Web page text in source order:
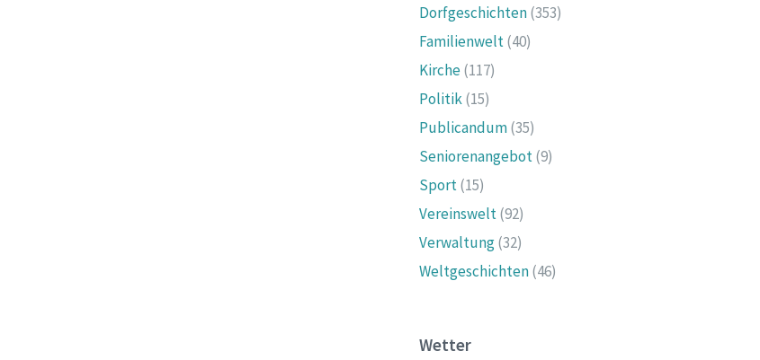
Dorfgeschichten(353)
Familienwelt(40)
Kirche(117)
Politik(15)
Publicandum(35)
Seniorenangebot(9)
Sport(15)
Vereinswelt(92)
Verwaltung(32)
Weltgeschichten(46)
Wetter